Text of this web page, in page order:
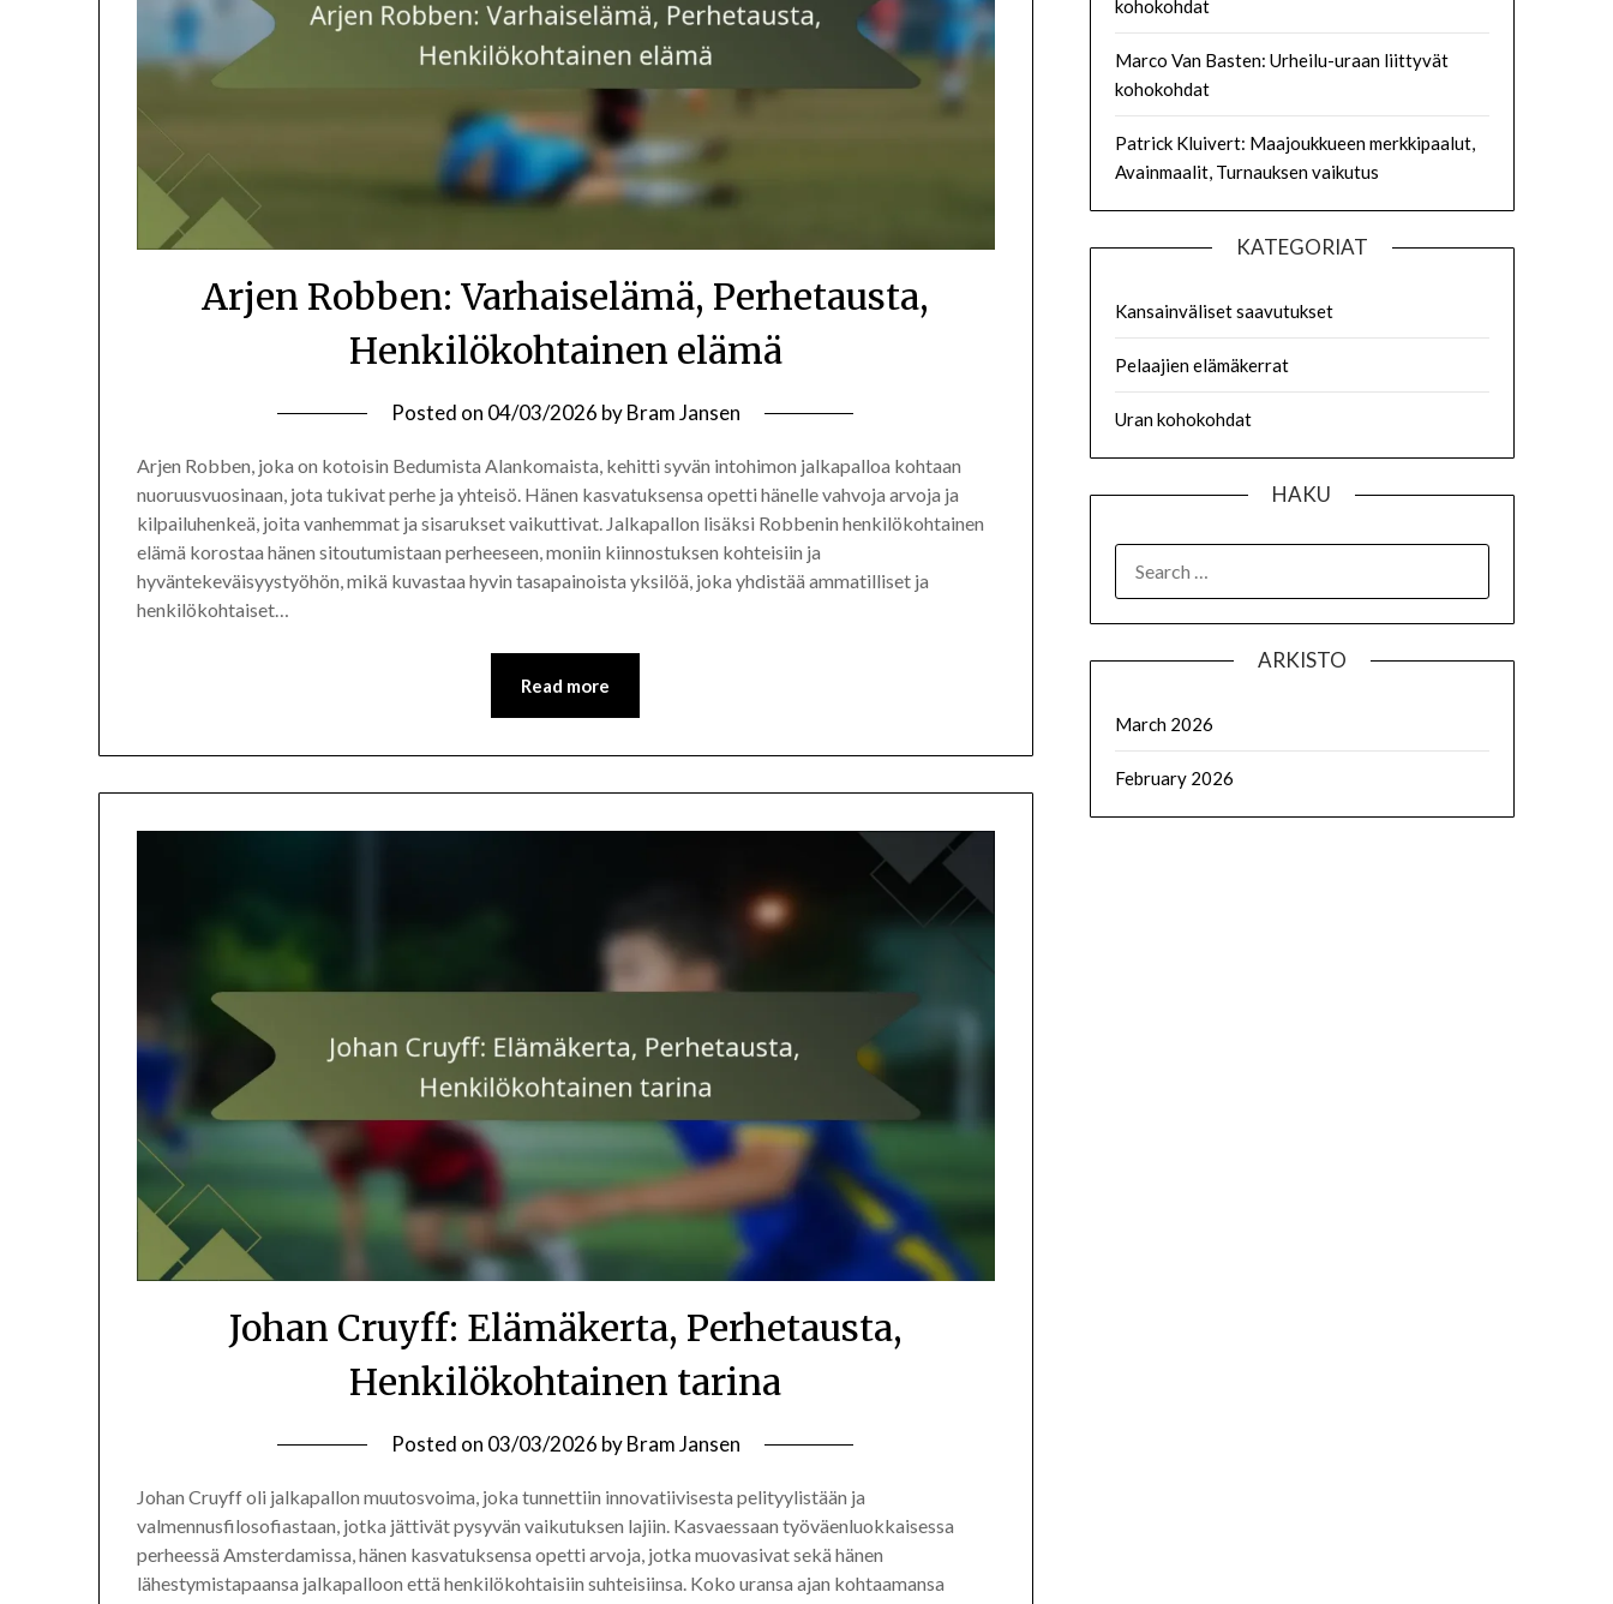
Arjen Robben: Varhaiselämä, Perhetausta,
Henkilökohtainen elämä
Posted on 04/03/2026 byBram Jansen
Arjen Robben, joka on kotoisin Bedumista Alankomaista, kehitti syvän intohimon jalkapalloa kohtaan
nuoruusvuosinaan, jota tukivat perhe ja yhteisö. Hänen kasvatuksensa opetti hänelle vahvoja arvoja ja
kilpailuhenkeä, joita vanhemmat ja sisarukset vaikuttivat. Jalkapallon lisäksi Robbenin henkilökohtainen
elämä korostaa hänen sitoutumistaan perheeseen, moniin kiinnostuksen kohteisiin ja
hyväntekeväisyystyöhön, mikä kuvastaa hyvin tasapainoista yksilöä, joka yhdistää ammatilliset ja
henkilökohtaiset…
Read more
Johan Cruyff: Elämäkerta, Perhetausta,
Henkilökohtainen tarina
Posted on 03/03/2026 byBram Jansen
Johan Cruyff oli jalkapallon muutosvoima, joka tunnettiin innovatiivisesta pelityylistään ja
valmennusfilosofiastaan, jotka jättivät pysyvän vaikutuksen lajiin. Kasvaessaan työväenluokkaisessa
perheessä Amsterdamissa, hänen kasvatuksensa opetti arvoja, jotka muovasivat sekä hänen
lähestymistapaansa jalkapalloon että henkilökohtaisiin suhteisiinsa. Koko uransa ajan kohtaamansa
kohokohdat
Marco Van Basten: Urheilu-uraan liittyvät
kohokohdat
Patrick Kluivert: Maajoukkueen merkkipaalut,
Avainmaalit, Turnauksen vaikutus
KATEGORIAT
Kansainväliset saavutukset
Pelaajien elämäkerrat
Uran kohokohdat
HAKU
FOR:
ARKISTO
March 2026
February 2026